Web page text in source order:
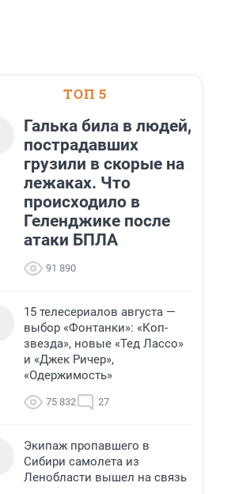
ТОП 5
Галька била в людей,
пострадавших
грузили в скорые на
лежаках. Что
происходило в
Геленджике после
атаки БПЛА
91 890
15 телесериалов августа —
выбор «Фонтанки»: «Коп-
звезда», новые «Тед Лассо»
и «Джек Ричер»,
«Одержимость»
75 832 27
Экипаж пропавшего в
Сибири самолета из
Ленобласти вышел на связь